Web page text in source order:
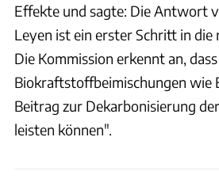
Effekte und sagte: Die Antwort
Leyen ist ein erster Schritt in die
Die Kommission erkennt an,
Biokraftstoffbeimischungen wie
Beitrag zur Dekarbonisierung
leisten können".